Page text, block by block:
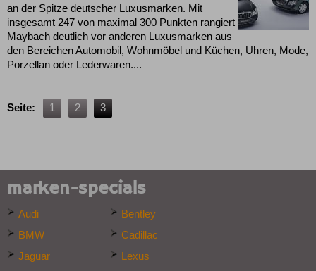
an der Spitze deutscher Luxusmarken. Mit
insgesamt 247 von maximal 300 Punkten rangiert
Maybach deutlich vor anderen Luxusmarken aus
den Bereichen Automobil, Wohnmöbel und Küchen, Uhren, Mode,
Porzellan oder Lederwaren....
Seite: 1 2 3
marken-specials
Audi
Bentley
BMW
Cadillac
Jaguar
Lexus